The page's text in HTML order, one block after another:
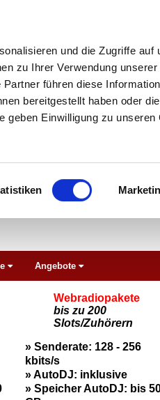
und die Zugriffe auf
zu Ihrer Verwendung unserer
führen diese
bereitgestellt haben oder
geben Einwilligung zu unseren
Angebote
Webradiopakete
bis zu 200
Slots/Zuhörern
» Senderate: 128 - 256
kbits/s
» AutoDJ: inklusive
» Speicher AutoDJ: bis